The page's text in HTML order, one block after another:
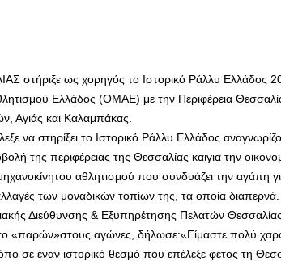
στήριξε ως χορηγός το Ιστορικό Ράλλυ Ελλάδος
Ελλάδος (ΟΜΑΕ) με την Περιφέρεια
Αγιάς και Καλαμπάκας.
στηρίξει το Ιστορικό Ράλλυ Ελλάδος
της περιφέρειας της Θεσσαλίας καιγια την
αθλητισμού που συνδυάζει την αγάπη
των μοναδικών τοπίων της, τα οποία διαπερνά.
Διεύθυνσης & Εξυπηρέτησης Πελατών
αγώνες, δήλωσε:«Είμαστε πολύ
σε έναν ιστορικό θεσμό που επέλεξε φέτος τη